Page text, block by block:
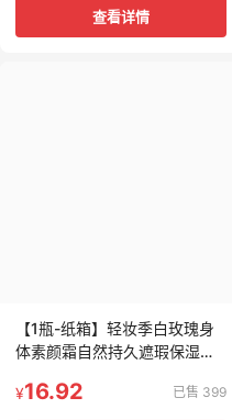
查看详情
【1瓶-纸箱】轻妆季白玫瑰身
体素颜霜自然持久遮瑕保湿学
¥16.92 已售 399